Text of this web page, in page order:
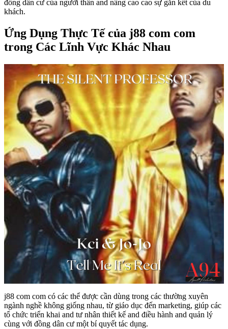
đồng dân cư của người thân and nâng cao cao sự gắn kết của du
khách.
Ứng Dụng Thực Tế của j88 com com
trong Các Lĩnh Vực Khác Nhau
j88 com com có các thể được cần dùng trong các thường xuyên
ngành nghề không giống nhau, từ giáo dục đến marketing, giúp các
tổ chức triển khai and tư nhân thiết kế and điều hành and quản lý
cùng với đồng dân cư một bí quyết tác dụng.